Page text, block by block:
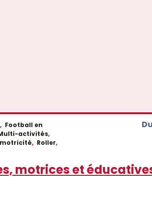
, Football en
activités,
, Roller,
Du
motrices et